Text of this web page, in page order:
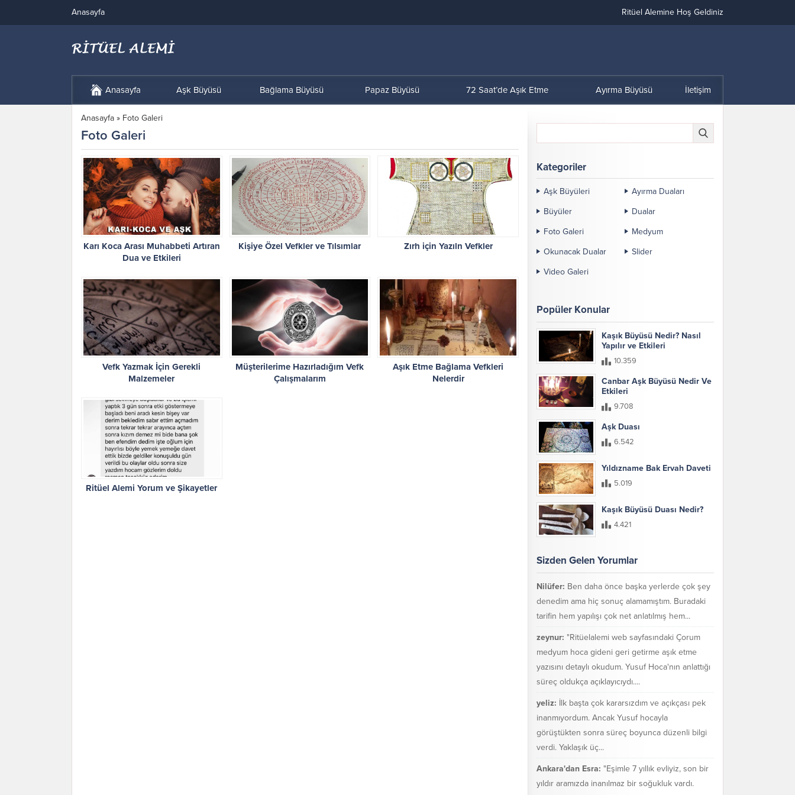
Anasayfa Ritüel Alemine Hoş Geldiniz
Anasayfa Aşk Büyüsü Bağlama Büyüsü Papaz Büyüsü 72 Saat’de Aşık Etme Ayırma Büyüsü İletişim
Anasayfa » Foto Galeri
Foto Galeri
Karı Koca Arası Muhabbeti Artıran
Dua ve Etkileri
Kişiye Özel Vefkler ve Tılsımlar Zırh için Yazıln Vefkler
Vefk Yazmak İçin Gerekli
Malzemeler
Müşterilerime Hazırladığım Vefk
Çalışmalarım
Aşık Etme Bağlama Vefkleri
Nelerdir
Ritüel Alemi Yorum ve Şikayetler
Kategoriler
Aşk Büyüleri
Ayırma Duaları
Büyüler
Dualar
Foto Galeri
Medyum
Okunacak Dualar
Slider
Video Galeri
Popüler Konular
Kaşık Büyüsü Nedir? Nasıl
Yapılır ve Etkileri
10.359
Canbar Aşk Büyüsü Nedir Ve
Etkileri
9.708
Aşk Duası
6.542
Yıldızname Bak Ervah Daveti
5.019
Kaşık Büyüsü Duası Nedir?
4.421
Sizden Gelen Yorumlar
Nilüfer: Ben daha önce başka yerlerde çok şey
denedim ama hiç sonuç alamamıştım. Buradaki
tarifin hem yapılışı çok net anlatılmış hem...
zeynur: "Ritüelalemi web sayfasındaki Çorum
medyum hoca gideni geri getirme aşık etme
yazısını detaylı okudum. Yusuf Hoca'nın anlattığı
süreç oldukça açıklayıcıydı....
yeliz: İlk başta çok kararsızdım ve açıkçası pek
inanmıyordum. Ancak Yusuf hocayla
görüştükten sonra süreç boyunca düzenli bilgi
verdi. Yaklaşık üç...
Ankara'dan Esra: "Eşimle 7 yıllık evliyiz, son bir
yıldır aramızda inanılmaz bir soğukluk vardı.